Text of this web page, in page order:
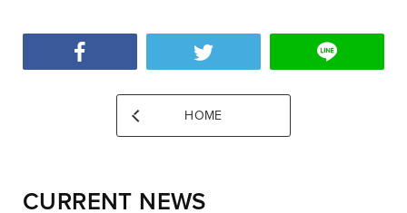
HOME
CURRENT NEWS